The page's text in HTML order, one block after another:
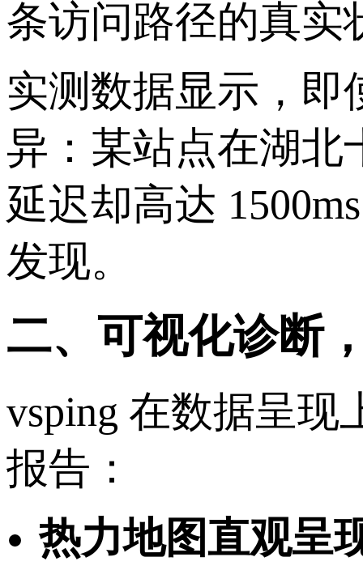
条访问路径的真实
实测数据显示，即
异：某站点在湖北
延迟却高达
发现。
二、可视化诊断
vsping 在数据呈
报告：
热力地图直观呈